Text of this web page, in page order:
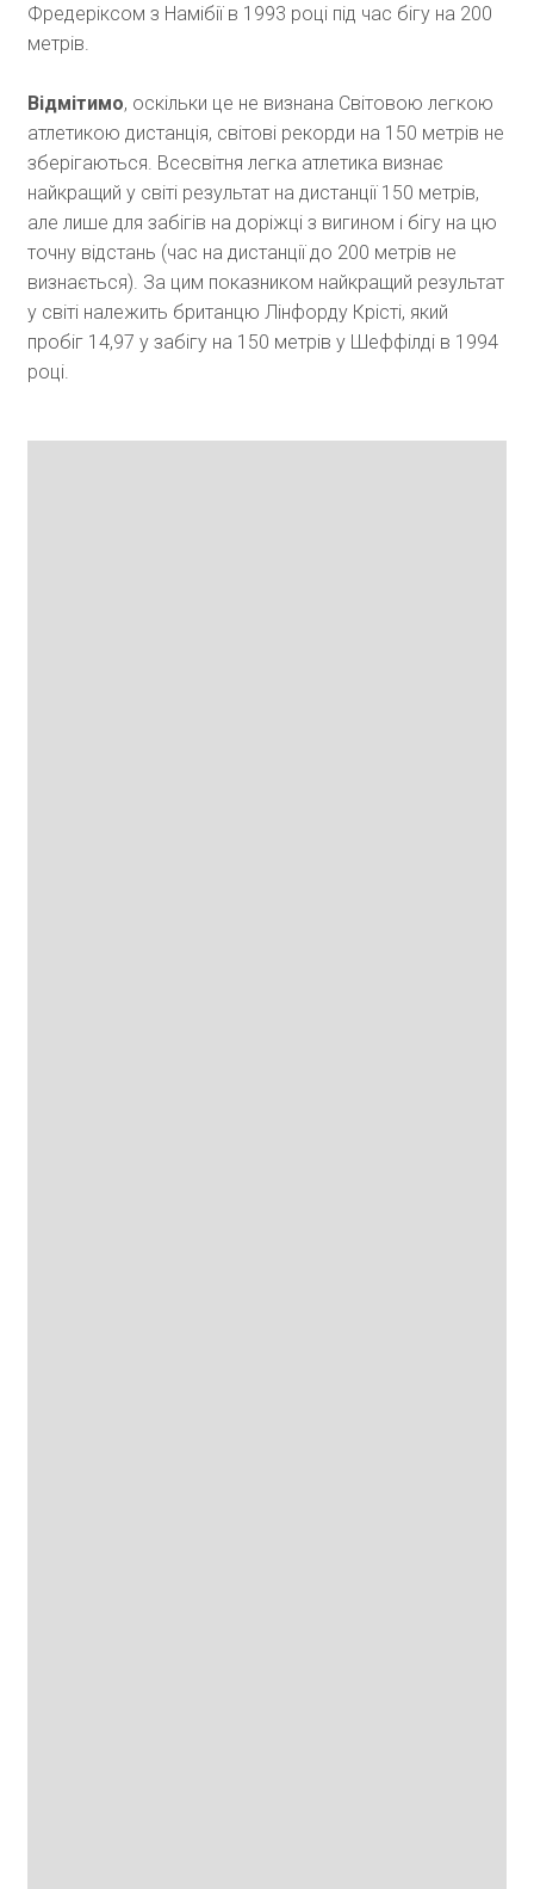
Фредеріксом з Намібії в 1993 році під час бігу на 200
метрів.
Відмітимо, оскільки це не визнана Світовою легкою
атлетикою дистанція, світові рекорди на 150 метрів не
зберігаються. Всесвітня легка атлетика визнає
найкращий у світі результат на дистанції 150 метрів,
але лише для забігів на доріжці з вигином і бігу на цю
точну відстань (час на дистанції до 200 метрів не
визнається). За цим показником найкращий результат
у світі належить британцю Лінфорду Крісті, який
пробіг 14,97 у забігу на 150 метрів у Шеффілді в 1994
році.